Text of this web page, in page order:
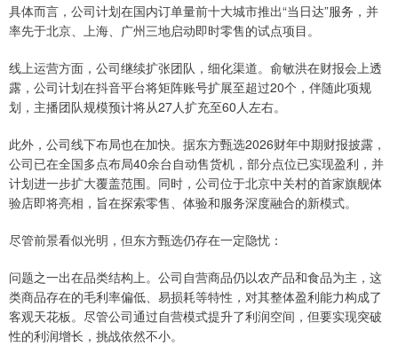
具体而言，公司计划在国内订单量前十大城市推出“当日达”服务，并
率先于北京、上海、广州三地启动即时零售的试点项目。
线上运营方面，公司继续扩张团队，细化渠道。俞敏洪在财报会上透
露，公司计划在抖音平台将矩阵账号扩展至超过20个，伴随此项规
划，主播团队规模预计将从27人扩充至60人左右。
此外，公司线下布局也在加快。据东方甄选2026财年中期财报披露，
公司已在全国多点布局40余台自动售货机，部分点位已实现盈利，并
计划进一步扩大覆盖范围。同时，公司位于北京中关村的首家旗舰体
验店即将亮相，旨在探索零售、体验和服务深度融合的新模式。
尽管前景看似光明，但东方甄选仍存在一定隐忧：
问题之一出在品类结构上。公司自营商品仍以农产品和食品为主，这
类商品存在的毛利率偏低、易损耗等特性，对其整体盈利能力构成了
客观天花板。尽管公司通过自营模式提升了利润空间，但要实现突破
性的利润增长，挑战依然不小。